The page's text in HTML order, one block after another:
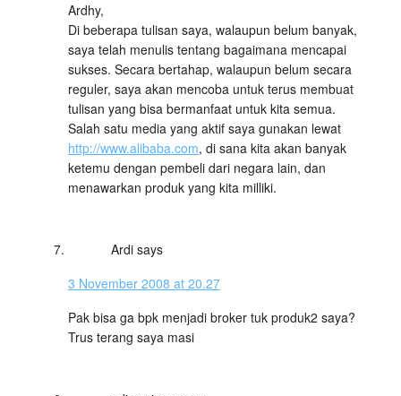
Ardhy,
Di beberapa tulisan saya, walaupun belum banyak,
saya telah menulis tentang bagaimana mencapai
sukses. Secara bertahap, walaupun belum secara
reguler, saya akan mencoba untuk terus membuat
tulisan yang bisa bermanfaat untuk kita semua.
Salah satu media yang aktif saya gunakan lewat
http://www.alibaba.com, di sana kita akan banyak
ketemu dengan pembeli dari negara lain, dan
menawarkan produk yang kita milliki.
Ardi says
3 November 2008 at 20.27
Pak bisa ga bpk menjadi broker tuk produk2 saya?
Trus terang saya masi